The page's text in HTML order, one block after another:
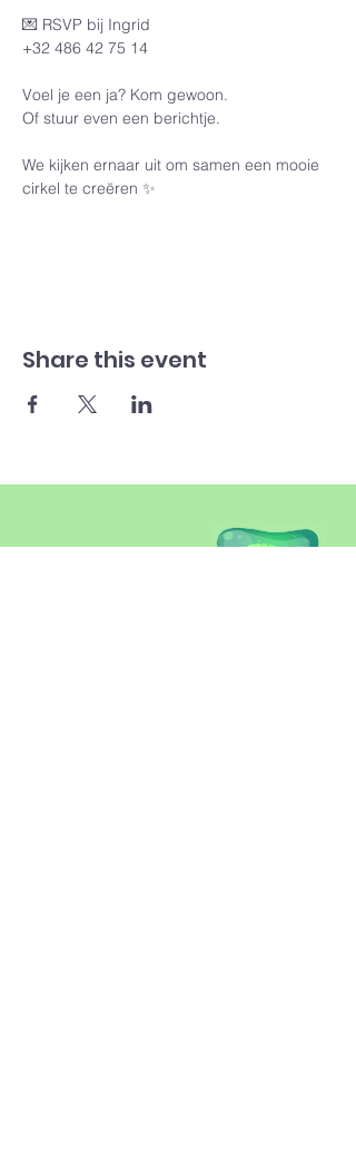
💌 RSVP bij Ingrid
+32 486 42 75 14
Voel je een ja? Kom gewoon.
Of stuur even een berichtje.
We kijken ernaar uit om samen een mooie
cirkel te creëren ✨
Share this event